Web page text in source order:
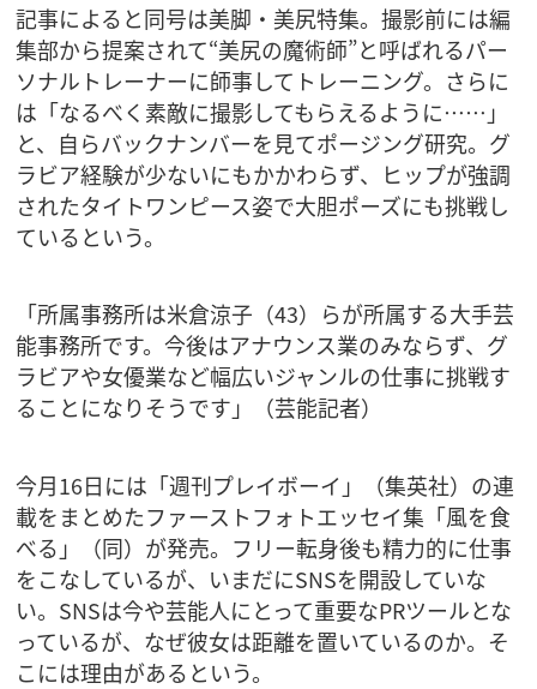
記事によると同号は美脚・美尻特集。撮影前には編
集部から提案されて“美尻の魔術師”と呼ばれるパー
ソナルトレーナーに師事してトレーニング。さらに
は「なるべく素敵に撮影してもらえるように……」
と、自らバックナンバーを見てポージング研究。グ
ラビア経験が少ないにもかかわらず、ヒップが強調
されたタイトワンピース姿で大胆ポーズにも挑戦し
ているという。
「所属事務所は米倉涼子（43）らが所属する大手芸
能事務所です。今後はアナウンス業のみならず、グ
ラビアや女優業など幅広いジャンルの仕事に挑戦す
ることになりそうです」（芸能記者）
今月16日には「週刊プレイボーイ」（集英社）の連
載をまとめたファーストフォトエッセイ集「風を食
べる」（同）が発売。フリー転身後も精力的に仕事
をこなしているが、いまだにSNSを開設していな
い。SNSは今や芸能人にとって重要なPRツールとな
っているが、なぜ彼女は距離を置いているのか。そ
こには理由があるという。